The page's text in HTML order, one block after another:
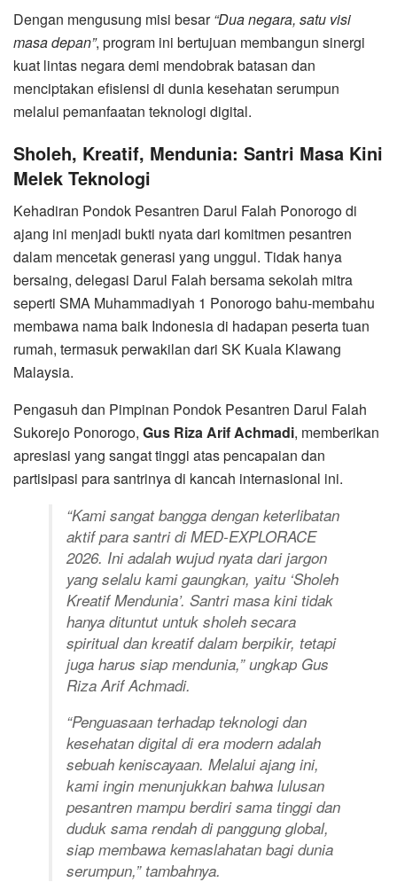
Dengan mengusung misi besar“Dua negara, satu visi
masa depan”, program ini bertujuan membangun sinergi
kuat lintas negara demi mendobrak batasan dan
menciptakan efisiensi di dunia kesehatan serumpun
melalui pemanfaatan teknologi digital.
Sholeh, Kreatif, Mendunia: Santri Masa Kini
Melek Teknologi
Kehadiran Pondok Pesantren Darul Falah Ponorogo di
ajang ini menjadi bukti nyata dari komitmen pesantren
dalam mencetak generasi yang unggul. Tidak hanya
bersaing, delegasi Darul Falah bersama sekolah mitra
seperti SMA Muhammadiyah 1 Ponorogo bahu-membahu
membawa nama baik Indonesia di hadapan peserta tuan
rumah, termasuk perwakilan dari SK Kuala Klawang
Malaysia.
Pengasuh dan Pimpinan Pondok Pesantren Darul Falah
Sukorejo Ponorogo, Gus Riza Arif Achmadi, memberikan
apresiasi yang sangat tinggi atas pencapaian dan
partisipasi para santrinya di kancah internasional ini.
“Kami sangat bangga dengan keterlibatan
aktif para santri di MED-EXPLORACE
2026. Ini adalah wujud nyata dari jargon
yang selalu kami gaungkan, yaitu ‘Sholeh
Kreatif Mendunia’. Santri masa kini tidak
hanya dituntut untuk sholeh secara
spiritual dan kreatif dalam berpikir, tetapi
juga harus siap mendunia,” ungkap Gus
Riza Arif Achmadi.
“Penguasaan terhadap teknologi dan
kesehatan digital di era modern adalah
sebuah keniscayaan. Melalui ajang ini,
kami ingin menunjukkan bahwa lulusan
pesantren mampu berdiri sama tinggi dan
duduk sama rendah di panggung global,
siap membawa kemaslahatan bagi dunia
serumpun,” tambahnya.